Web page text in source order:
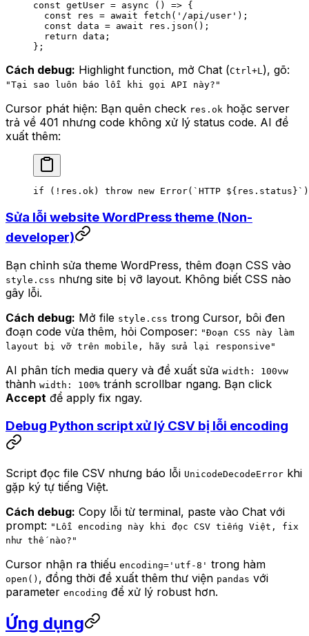
const getUser = async () => {
  const
res = await fetch ( '/api/user' );
  const
data = await res. json ();
  return
data;
};
Cách debug: Highlight function, mở Chat (Ctrl+L), gõ:
"Tại sao luôn báo lỗi khi gọi API này?"
Cursor phát hiện: Bạn quên check res.ok hoặc server
trả về 401 nhưng code không xử lý status code. AI đề
xuất thêm:
if ( ! res.ok) throw new Error( `HTTP ${ res . status }`
Sửa lỗi website WordPress theme (Non-
developer)
Bạn chỉnh sửa theme WordPress, thêm đoạn CSS vào
style.css nhưng site bị vỡ layout. Không biết CSS nào
gây lỗi.
Cách debug: Mở file style.css trong Cursor, bôi đen
đoạn code vừa thêm, hỏi Composer: "Đoạn CSS này làm
layout bị vỡ trên mobile, hãy sửa lại responsive"
AI phân tích media query và đề xuất sửa width: 100vw
thành width: 100% tránh scrollbar ngang. Bạn click
Accept để apply fix ngay.
Debug Python script xử lý CSV bị lỗi encoding
Script đọc file CSV nhưng báo lỗi UnicodeDecodeError khi
gặp ký tự tiếng Việt.
Cách debug: Copy lỗi từ terminal, paste vào Chat với
prompt: "Lỗi encoding này khi đọc CSV tiếng Việt, fix
như thế nào?"
Cursor nhận ra thiếu encoding='utf-8' trong hàm
open() , đồng thời đề xuất thêm thư viện pandas với
parameter encoding để xử lý robust hơn.
Ứng dụng